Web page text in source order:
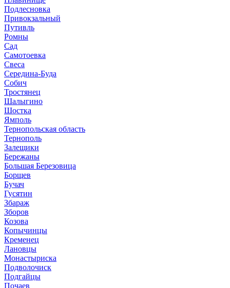
Подлесновка
Привокзальный
Путивль
Ромны
Сад
Самотоевка
Свеса
Середина-Буда
Собич
Тростянец
Шалыгино
Шостка
Ямполь
Тернопольская область
Тернополь
Залещики
Бережаны
Большая Березовица
Борщев
Бучач
Гусятин
Збараж
Зборов
Козова
Копычинцы
Кременец
Лановцы
Монастыриска
Подволочиск
Подгайцы
Почаев